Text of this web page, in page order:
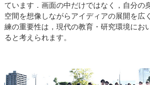
ています．画面の中だけではなく，自分の
空間を想像しながらアイディアの展開を広
練の重要性は，現代の教育・研究環境にお
ると考えられます。